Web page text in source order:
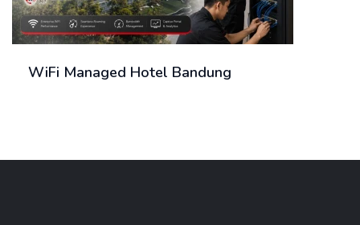
WiFi Managed Hotel Bandung